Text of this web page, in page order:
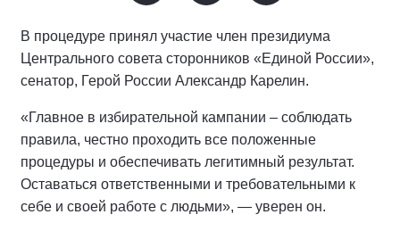
В процедуре принял участие член президиума
Центрального совета сторонников «Единой России»,
сенатор, Герой России Александр Карелин.
«Главное в избирательной кампании – соблюдать
правила, честно проходить все положенные
процедуры и обеспечивать легитимный результат.
Оставаться ответственными и требовательными к
себе и своей работе с людьми», — уверен он.